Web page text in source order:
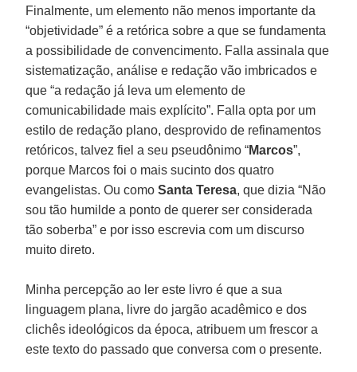
Finalmente, um elemento não menos importante da
“objetividade” é a retórica sobre a que se fundamenta
a possibilidade de convencimento. Falla assinala que
sistematização, análise e redação vão imbricados e
que “a redação já leva um elemento de
comunicabilidade mais explícito”. Falla opta por um
estilo de redação plano, desprovido de refinamentos
retóricos, talvez fiel a seu pseudônimo “Marcos”,
porque Marcos foi o mais sucinto dos quatro
evangelistas. Ou comoSanta Teresa, que dizia “Não
sou tão humilde a ponto de querer ser considerada
tão soberba” e por isso escrevia com um discurso
muito direto.
Minha percepção ao ler este livro é que a sua
linguagem plana, livre do jargão acadêmico e dos
clichês ideológicos da época, atribuem um frescor a
este texto do passado que conversa com o presente.